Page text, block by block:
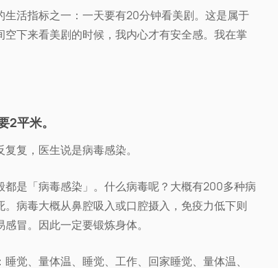
生活指标之一：一天要有20分钟看美剧。这是属于
空下来看美剧的时候，我内心才有安全感。我在掌
2平米。
复，医生说是病毒感染。
都是「病毒感染」。什么病毒呢？大概有200多种病
病毒大概从鼻腔吸入或口腔摄入，免疫力低下则
冒。因此一定要锻炼身体。
觉、量体温、睡觉、工作、回家睡觉、量体温、